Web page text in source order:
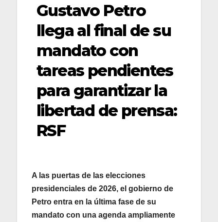
Gustavo Petro
llega al final de su
mandato con
tareas pendientes
para garantizar la
libertad de prensa:
RSF
A las puertas de las elecciones
presidenciales de 2026, el gobierno de
Petro entra en la última fase de su
mandato con una agenda ampliamente